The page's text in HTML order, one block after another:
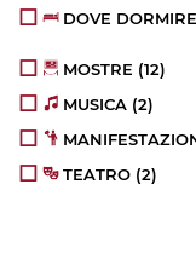
DOVE DORMIRE
MOSTRE (12)
MUSICA (2)
TEATRO (2)